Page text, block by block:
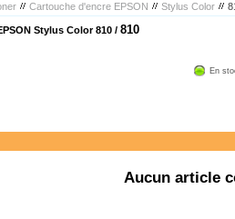
Cartouche d'encre EPSON Stylus Color
Stylus Color 810 / 810
En
Aucun article